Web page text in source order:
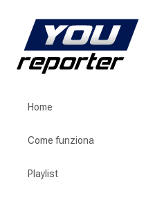
Home
Come funziona
Playlist